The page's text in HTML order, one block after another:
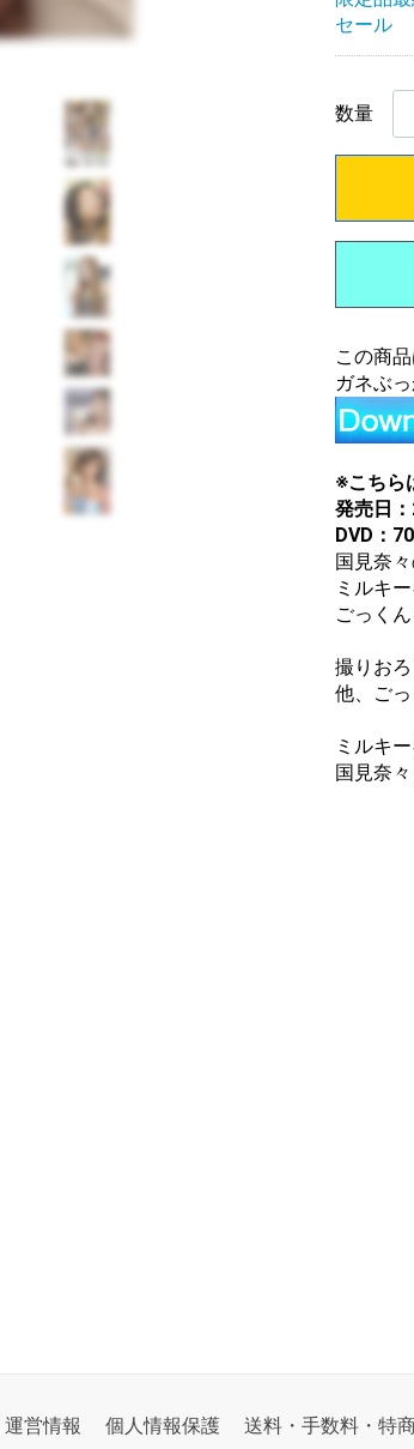
セール
数量
この商
ガネぶっ
※こちら
発売日
DVD：
国見奈
ミルキ
ごっく
撮りお
他、ご
ミルキ
国見奈
営情報 個人情報保護 送料・手数料・特